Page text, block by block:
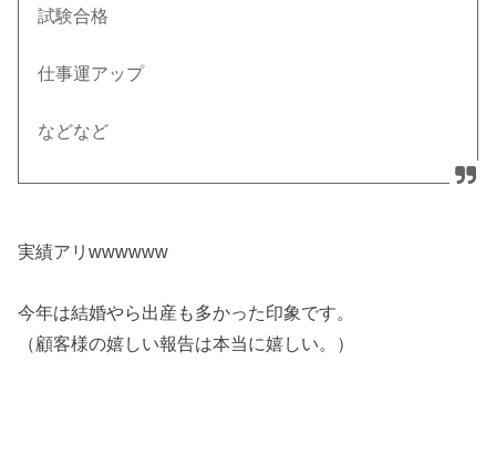
試験合格
仕事運アップ
などなど
実績アリwwwwww
今年は結婚やら出産も多かった印象です。
（顧客様の嬉しい報告は本当に嬉しい。）